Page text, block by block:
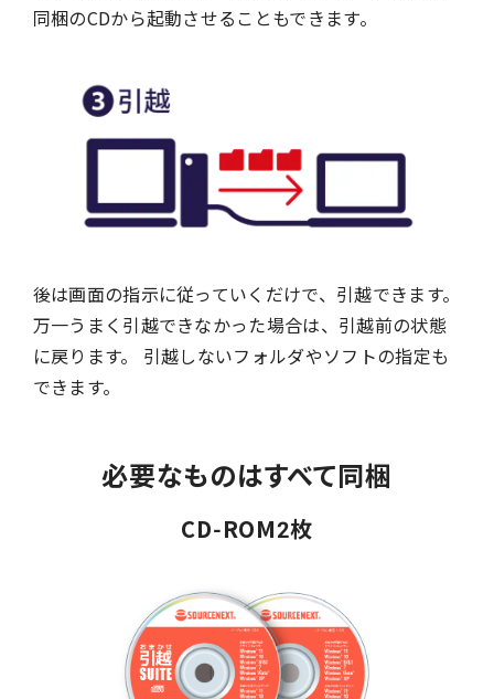
同梱のCDから起動させることもできます。
後は画面の指示に従っていくだけで、引越できます。
万一うまく引越できなかった場合は、引越前の状態
に戻ります。 引越しないフォルダやソフトの指定も
できます。
必要なものはすべて同梱
CD-ROM2枚